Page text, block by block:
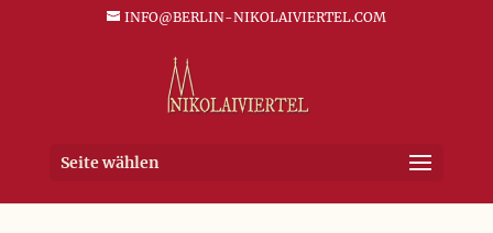
INFO@BERLIN-NIKOLAIVIERTEL.COM
Seite wählen